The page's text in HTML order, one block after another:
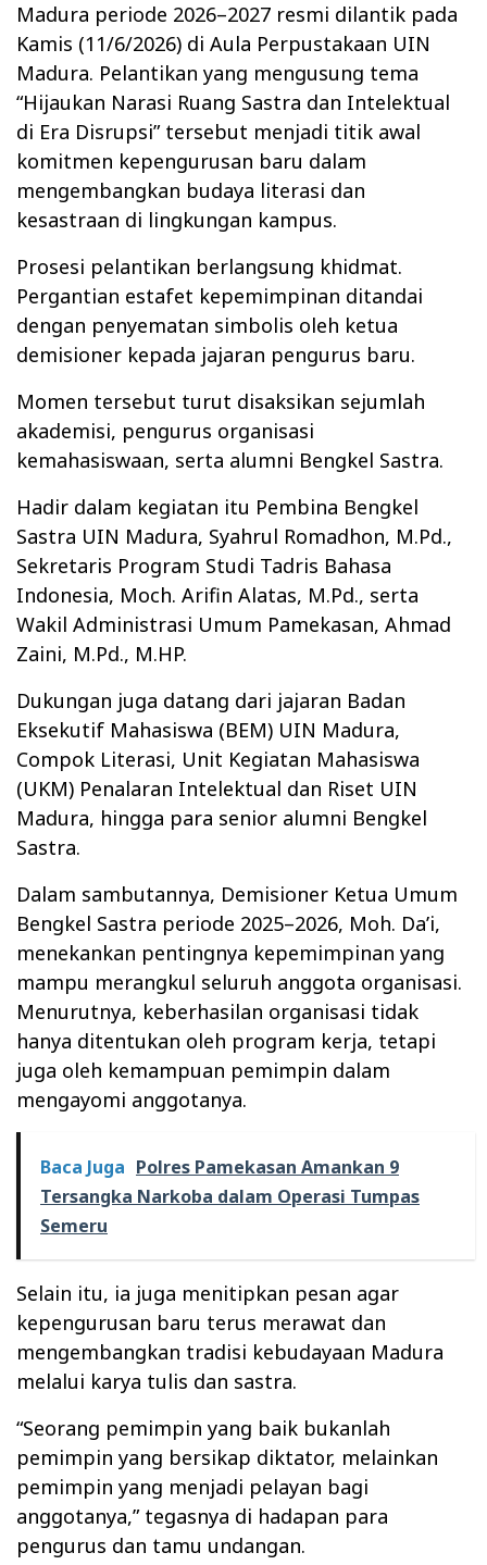
Madura periode 2026–2027 resmi dilantik pada
Kamis (11/6/2026) di Aula Perpustakaan UIN
Madura. Pelantikan yang mengusung tema
“Hijaukan Narasi Ruang Sastra dan Intelektual
di Era Disrupsi”tersebut menjadi titik awal
komitmen kepengurusan baru dalam
mengembangkan budaya literasi dan
kesastraan di lingkungan kampus.
Prosesi pelantikan berlangsung khidmat.
Pergantian estafet kepemimpinan ditandai
dengan penyematan simbolis oleh ketua
demisioner kepada jajaran pengurus baru.
Momen tersebut turut disaksikan sejumlah
akademisi, pengurus organisasi
kemahasiswaan, serta alumni Bengkel Sastra.
Hadir dalam kegiatan itu Pembina Bengkel
Sastra UIN Madura, Syahrul Romadhon, M.Pd.,
Sekretaris Program Studi Tadris Bahasa
Indonesia, Moch. Arifin Alatas, M.Pd., serta
Wakil Administrasi Umum Pamekasan, Ahmad
Zaini, M.Pd., M.HP.
Dukungan juga datang dari jajaran Badan
Eksekutif Mahasiswa (BEM) UIN Madura,
Compok Literasi, Unit Kegiatan Mahasiswa
(UKM) Penalaran Intelektual dan Riset UIN
Madura, hingga para senior alumni Bengkel
Sastra.
Dalam sambutannya, Demisioner Ketua Umum
Bengkel Sastra periode 2025–2026, Moh. Da’i,
menekankan pentingnya kepemimpinan yang
mampu merangkul seluruh anggota organisasi.
Menurutnya, keberhasilan organisasi tidak
hanya ditentukan oleh program kerja, tetapi
juga oleh kemampuan pemimpin dalam
mengayomi anggotanya.
Baca Juga Polres Pamekasan Amankan 9
Tersangka Narkoba dalam Operasi Tumpas
Semeru
Selain itu, ia juga menitipkan pesan agar
kepengurusan baru terus merawat dan
mengembangkan tradisi kebudayaan Madura
melalui karya tulis dan sastra.
“Seorang pemimpin yang baik bukanlah
pemimpin yang bersikap diktator, melainkan
pemimpin yang menjadi pelayan bagi
anggotanya,” tegasnya di hadapan para
pengurus dan tamu undangan.